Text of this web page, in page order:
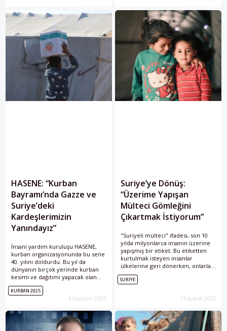
yaptı.
HASENE: “Kurban
Bayramı’nda Gazze ve
Suriye’deki
Kardeşlerimizin
Yanındayız”
İnsani yardım kuruluşu HASENE,
kurban organizasyonunda bu sene
40. yılını doldurdu. Bu yıl da
dünyanın birçok yerinde kurban
kesimi ve dağıtımı yapacak olan
HASENE, Kurban Bayramı’nda
Gazze ve Suriye’ye yönelik özel
çalışmalar gerçekleştiriyor.
KURBAN 2025
4 Haziran 2025
Suriye’ye Dönüş:
“Üzerime Yapışan
Mülteci Gömleğini
Çıkartmak İstiyorum”
"Suriyeli mülteci" ifadesi, son 10
yılda milyonlarca insanın üzerine
yapışmış bir etiket. Bu etiketten
kurtulmak isteyen insanlar
ülkelerine geri dönerken, onlarla
yolu kesişmiş olan toplumlara da
insan onuru konusunda bir ders
SURIYE
13 Şubat 2025